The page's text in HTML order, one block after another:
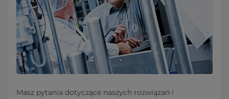
Masz pytania dotyczące naszych rozwiązań i